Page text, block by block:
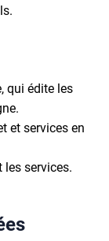
qui édite les
et services en
les services.